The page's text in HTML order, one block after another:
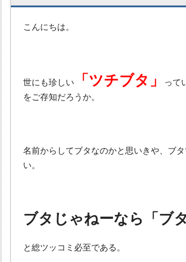
こんにちは。
世にも珍しい「ツチブタ」
って
をご存知だろうか。
名前からしてブタなのかと思いきや、ブ
い。
ブタじゃねーなら「ブ
と総ツッコミ必至である。